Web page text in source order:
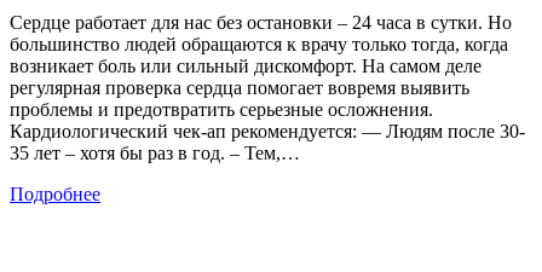
Сердце работает для нас без остановки – 24 часа в сутки. Но
большинство людей обращаются к врачу только тогда, когда
возникает боль или сильный дискомфорт. На самом деле
регулярная проверка сердца помогает вовремя выявить
проблемы и предотвратить серьезные осложнения.
Кардиологический чек-ап рекомендуется: — Людям после 30-
35 лет – хотя бы раз в год. – Тем,…
Подробнее